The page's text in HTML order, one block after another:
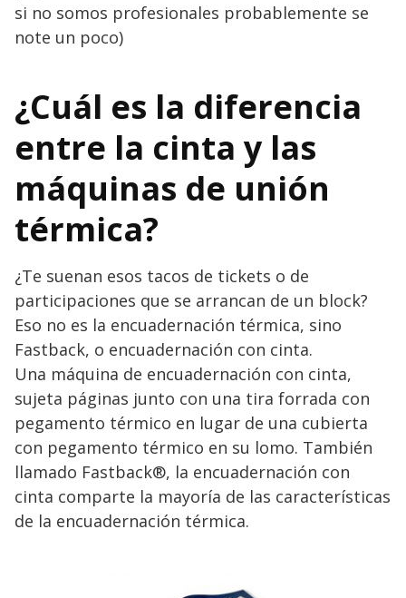
si no somos profesionales probablemente se
note un poco)
¿Cuál es la diferencia
entre la cinta y las
máquinas de unión
térmica?
¿Te suenan esos tacos de tickets o de
participaciones que se arrancan de un block?
Eso no es la encuadernación térmica, sino
Fastback, o encuadernación con cinta.
Una máquina de encuadernación con cinta,
sujeta páginas junto con una tira forrada con
pegamento térmico en lugar de una cubierta
con pegamento térmico en su lomo. También
llamado Fastback®, la encuadernación con
cinta comparte la mayoría de las características
de la encuadernación térmica.